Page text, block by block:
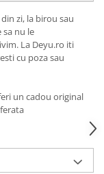
zi, la birou sau
sa nu le
La Deyu.ro iti
cu poza sau
un cadou original